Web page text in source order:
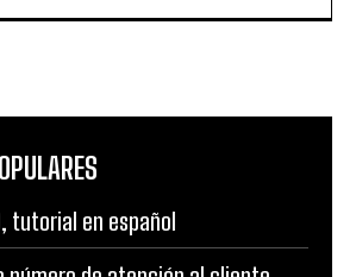
tutorial en español